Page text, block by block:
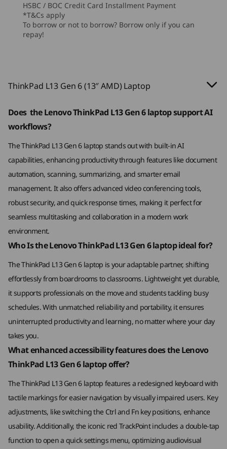
滑鼠需另行購買。
隨時隨地工作的最佳夥伴
這款精巧筆記型電腦非常適合在桌上、會
議室或現場實地之間無縫切換，無論身處
何地都能確保無間斷的生產力。 靈活。 可
靠。 隨時為在路上的專業人士做好準備。
全新升級版鍵盤
提升無障礙使用與導航能
重新設計的鍵盤，其常用按鍵上設有觸感標記，讓
視障人士更容易正確識別按鍵。 我們還交換了
「Ctrl」鍵和「Fn」鍵。 此外，你仍可使用經典紅
色 TrackPoint 導航，只需輕按兩下即可啟動可自
訂的快速設定功能表，以最佳化視聽設定。
Elevoc Voice
2 x 近場麥克風
雙喇叭
HD 720p RGB 網絡攝影機，配備私隱快門
連接埠/插槽
2 x USB-C®(USB4®40Gbps) 支援電源傳輸 3.0 及
DisplayPort 2.1
2 x USB-A（USB 5Gbps）1 個隨插即用
HDMI®2.1（支援解像度高達 4K 每秒 60Hz）
耳機/麥克風組合
另購選項：Nano SIM 插槽
選購項目：智能讀卡器
USB 連接埠的傳輸速度為近似值，取決於許多因素，例如主機/外部裝置的處理能力、檔案屬
性、系統組態和作業環境；實際速度會有所不同並可能會低於預期。
無線
WiFi 7* MediaTek
WiFi 6E**
另購選項：NFC
最高搭載 Bluetooth® 5.4
*WiFi 7 需要 Windows 11 作業系統，以及獨立的 WiFi 7 路由器和/或其他網絡裝置，以滿足
記憶體
Up to 32GB
LPDDR5x
Up to 1TB PCle
Gen4 SSD (2242)
記憶體
5600 MT/s
Up to 2TB PCIe
Gen4x4 SSD
LPDDR5X,
Up to 1TB
Explore All Laptops
HSBC / BOC Credit Card Installment Payment
*T&Cs apply
To borrow or not to borrow? Borrow only if you can
repay!
ThinkPad L13 Gen 6 (13″ AMD) Laptop
Does the Lenovo ThinkPad L13 Gen 6 laptop support AI
workflows?
The ThinkPad L13 Gen 6 laptop stands out with built-in AI
capabilities, enhancing productivity through features like document
automation, scanning, summarizing, and smarter email
management. It also offers advanced video conferencing tools,
robust security, and quick response times, making it perfect for
seamless multitasking and collaboration in a modern work
environment.
Who Is the Lenovo ThinkPad L13 Gen 6 laptop ideal for?
The ThinkPad L13 Gen 6 laptop is your adaptable partner, shifting
effortlessly from boardrooms to classrooms. Lightweight yet durable,
it supports professionals on the move and students tackling busy
schedules. With unmatched reliability and portability, it ensures
uninterrupted productivity and learning, no matter where your day
takes you.
What enhanced accessibility features does the Lenovo
ThinkPad L13 Gen 6 laptop offer?
The ThinkPad L13 Gen 6 laptop features a redesigned keyboard with
tactile markings for easier navigation by visually impaired users. Key
adjustments, like switching the Ctrl and Fn key positions, enhance
usability. Additionally, the iconic red TrackPoint includes a double-tap
function to open a quick settings menu, optimizing audiovisual